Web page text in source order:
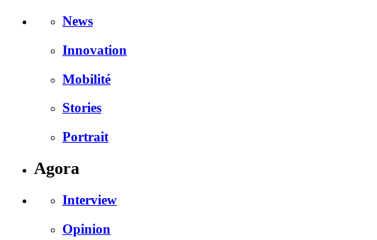
News
Innovation
Mobilité
Stories
Portrait
Agora
Interview
Opinion